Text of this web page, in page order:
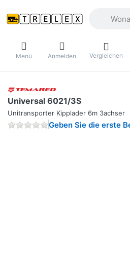
Menü Anmelden Vergleichen
Universal 6021/3S
Unitransporter Kipplader 6m 3achser
Geben Sie die erste